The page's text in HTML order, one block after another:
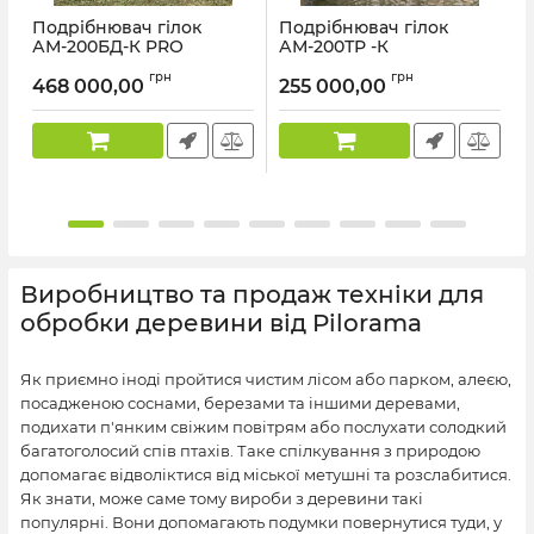
Подрібнювач гілок
АМ-200БД-К PRO
468 000,00 грн
Подрібнювач гілок
АМ-200ТР -К
255 000,00 грн
Виробництво та продаж техніки для
обробки деревини від Pilorama
Як приємно іноді пройтися чистим лісом або парком, алеєю,
посадженою соснами, березами та іншими деревами,
подихати п'янким свіжим повітрям або послухати солодкий
багатоголосий спів птахів. Таке спілкування з природою
допомагає відволіктися від міської метушні та розслабитися.
Як знати, може саме тому вироби з деревини такі
популярні. Вони допомагають подумки повернутися туди, у